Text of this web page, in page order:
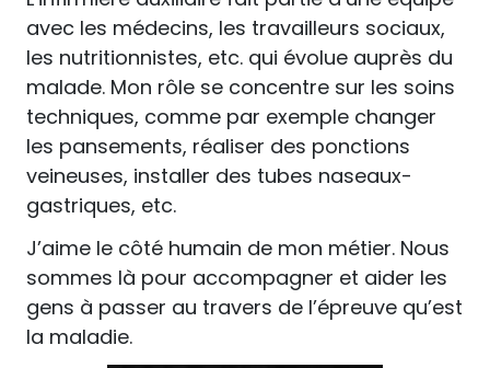
avec les médecins, les travailleurs sociaux,
les nutritionnistes, etc. qui évolue auprès du
malade. Mon rôle se concentre sur les soins
techniques, comme par exemple changer
les pansements, réaliser des ponctions
veineuses, installer des tubes naseaux-
gastriques, etc.
J’aime le côté humain de mon métier. Nous
sommes là pour accompagner et aider les
gens à passer au travers de l’épreuve qu’est
la maladie.